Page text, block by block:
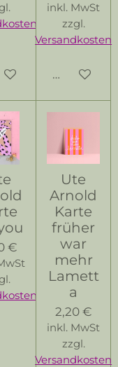
Warenkorb
inkl. MwSt
zzgl.
Versandkosten
In den
€
Ute
Arnold
Karte
früher
war
mehr
Lamett
a
2,20 €
inkl. MwSt
zzgl.
Versandkosten